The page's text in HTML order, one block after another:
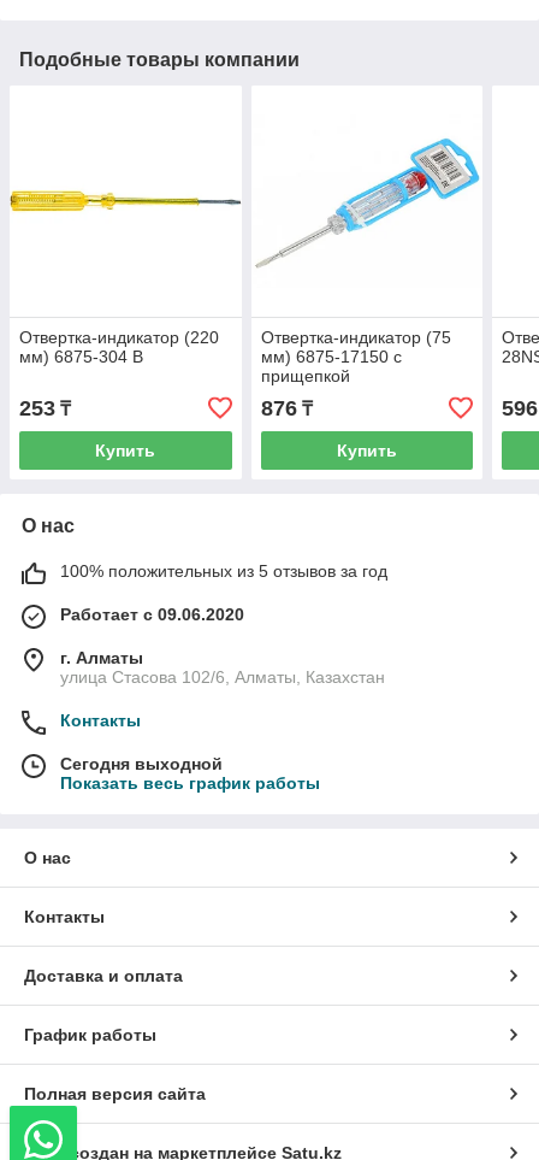
Подобные товары компании
Отвертка-индикатор (220
мм) 6875-304 В
253 ₸
Купить
Отвертка-индикатор (75
мм) 6875-17150 с
прищепкой
876₸
Купить
596
О нас
100% положительных из 5 отзывов за год
Работает с 09.06.2020
г. Алматы
улица Стасова 102/6, Алматы, Казахстан
Контакты
Сегодня выходной
Показать весь график работы
О нас
Контакты
Доставка и оплата
График работы
Полная версия сайта
Сайт создан на маркетплейсе Satu.kz